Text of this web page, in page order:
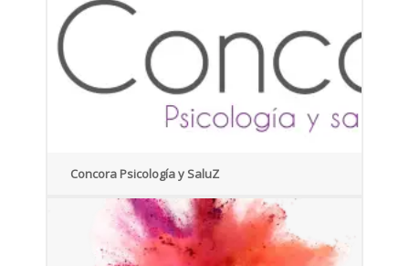
Concora Psicología y SaluZ